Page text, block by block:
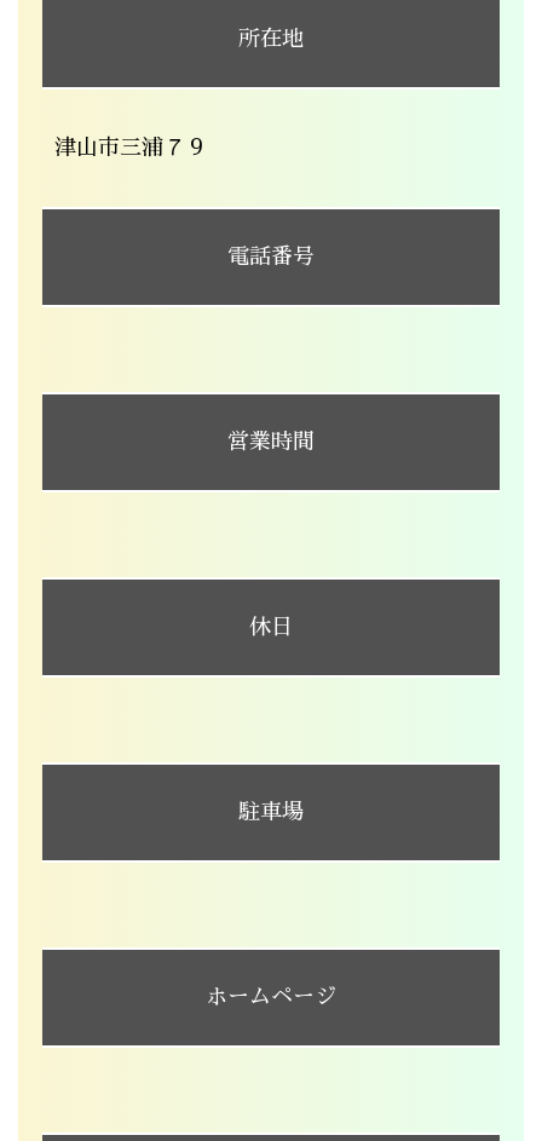
所在地
津山市三浦７９
電話番号
営業時間
休日
駐車場
ホームページ